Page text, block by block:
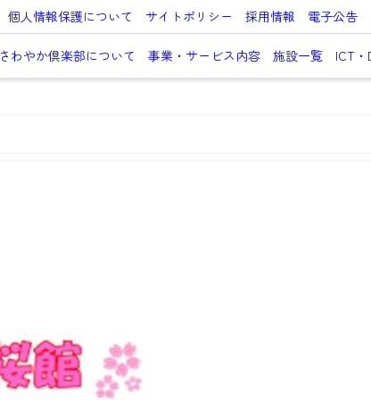
個人情報保護について サイトポリシー 採用情報 電子公告
さわやか倶楽部について 事業・サービス内容 施設一覧 ICT・